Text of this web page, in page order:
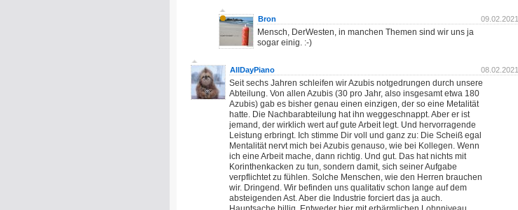
09.02.2021
Bron
Mensch, DerWesten, in manchen Themen sind wir uns ja
sogar einig. :-)
08.02.2021
AllDayPiano
Seit sechs Jahren schleifen wir Azubis notgedrungen durch unsere
Abteilung. Von allen Azubis (30 pro Jahr, also insgesamt etwa 180
Azubis) gab es bisher genau einen einzigen, der so eine Metalität
hatte. Die Nachbarabteilung hat ihn weggeschnappt. Aber er ist
jemand, der wirklich wert auf gute Arbeit legt. Und hervorragende
Leistung erbringt. Ich stimme Dir voll und ganz zu: Die Scheiß egal
Mentalität nervt mich bei Azubis genauso, wie bei Kollegen. Wenn
ich eine Arbeit mache, dann richtig. Und gut. Das hat nichts mit
Korinthenkacken zu tun, sondern damit, sich seiner Aufgabe
verpflichtet zu fühlen. Solche Menschen, wie den Herren brauchen
wir. Dringend. Wir befinden uns qualitativ schon lange auf dem
absteigenden Ast. Aber die Industrie forciert das ja auch.